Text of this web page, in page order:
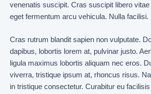
venenatis suscipit. Cras suscipit libero vitae
eget fermentum arcu vehicula. Nulla facilisi.
Cras rutrum blandit sapien non vulputate.
dapibus, lobortis lorem at, pulvinar justo.
ligula maximus lobortis aliquam nec eros.
viverra, tristique ipsum at, rhoncus risus.
in tristique consectetur. Curabitur eu